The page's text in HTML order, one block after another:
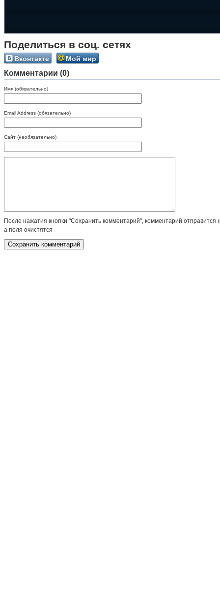
Поделиться в соц. сетях
Вконтакте Мой мир
Комментарии (0)
Имя (обязательно)
Email Address (обязательно)
Сайт (необязательно)
После нажатия кнопки "Сохранить комментарий", комментарий отправится
а поля очистятся